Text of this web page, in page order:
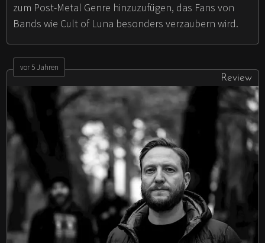
zum Post-Metal Genre hinzuzufügen, das Fans von
Bands wie Cult of Luna besonders verzaubern wird.
vor 5 Jahren
Review